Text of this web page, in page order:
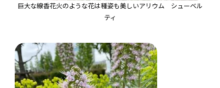
巨大な線香花火のような花は種姿も美しいアリウム シューベル
ティ